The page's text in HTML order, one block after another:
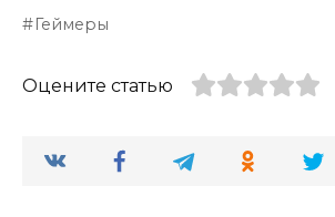
Геймеры
Оцените статью